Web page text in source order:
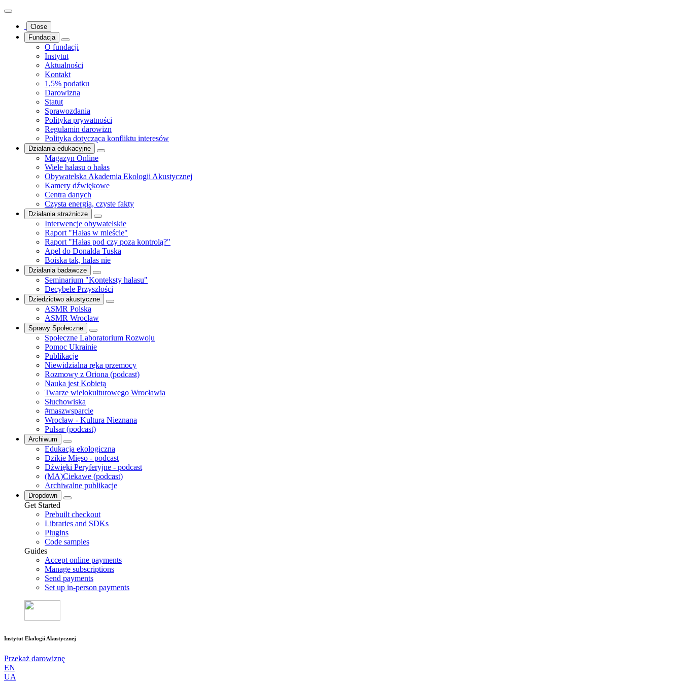
Close
Fundacja
O fundacji
Instytut
Aktualności
Kontakt
1,5% podatku
Darowizna
Statut
Sprawozdania
Polityka prywatności
Regulamin darowizn
Polityka dotycząca konfliktu interesów
Działania edukacyjne
Magazyn Online
Wiele hałasu o hałas
Obywatelska Akademia Ekologii Akustycznej
Kamery dźwiękowe
Centra danych
Czysta energia, czyste fakty
Działania strażnicze
Interwencje obywatelskie
Raport "Hałas w mieście"
Raport "Hałas pod czy poza kontrolą?"
Apel do Donalda Tuska
Boiska tak, hałas nie
Działania badawcze
Seminarium "Konteksty hałasu"
Decybele Przyszłości
Dziedzictwo akustyczne
ASMR Polska
ASMR Wrocław
Sprawy Społeczne
Społeczne Laboratorium Rozwoju
Pomoc Ukrainie
Publikacje
Niewidzialna ręka przemocy
Rozmowy z Oriona (podcast)
Nauka jest Kobietą
Twarze wielokulturowego Wrocławia
Słuchowiska
#maszwsparcie
Wrocław - Kultura Nieznana
Pulsar (podcast)
Archiwum
Edukacja ekologiczna
Dzikie Mięso - podcast
Dźwięki Peryferyjne - podcast
(MA)Ciekawe (podcast)
Archiwalne publikacje
Dropdown
Get Started
Prebuilt checkout
Libraries and SDKs
Plugins
Code samples
Guides
Accept online payments
Manage subscriptions
Send payments
Set up in-person payments
Instytut Ekologii Akustycznej
Przekaż darowiznę
EN
UA